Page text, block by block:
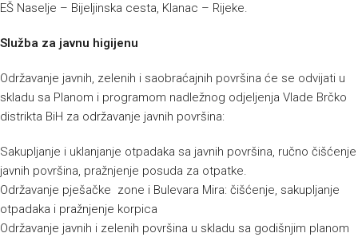
EŠ Naselje – Bijeljinska cesta, Klanac – Rijeke.
Služba za javnu higijenu
Održavanje javnih, zelenih i saobraćajnih površina će se odvijati u
skladu sa Planom i programom nadležnog odjeljenja Vlade Brčko
distrikta BiH za održavanje javnih površina:
Sakupljanje i uklanjanje otpadaka sa javnih površina, ručno čišćenje
javnih površina, pražnjenje posuda za otpatke.
Održavanje pješačke zone i Bulevara Mira: čišćenje, sakupljanje
otpadaka i pražnjenje korpica
Održavanje javnih i zelenih površina u skladu sa godišnjim planom